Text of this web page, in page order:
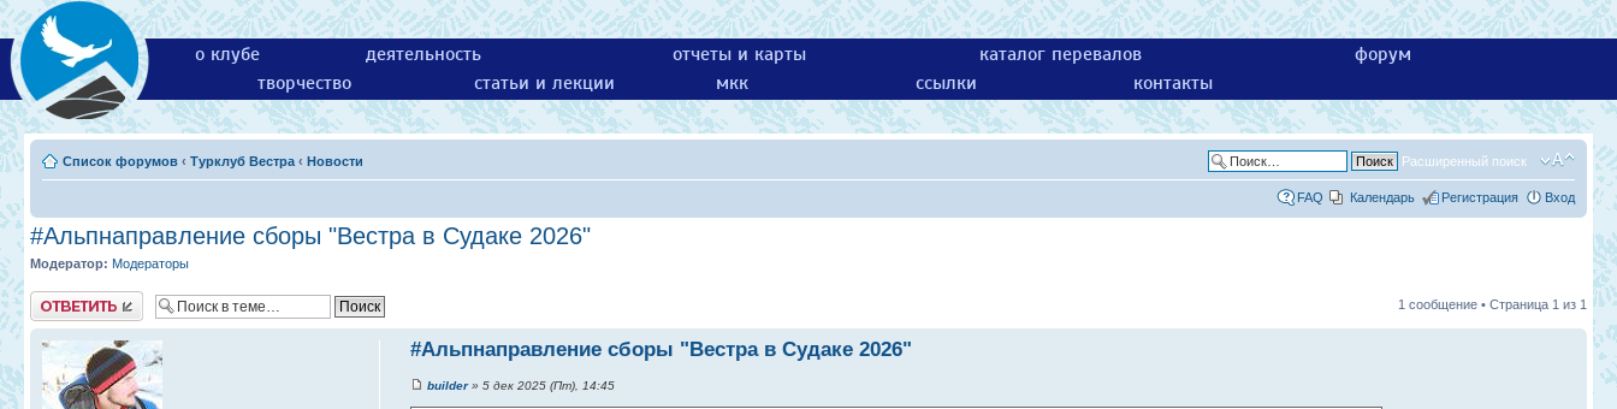
о клубе деятельность отчеты и карты каталог перевалов
форум
творчество
статьи и лекции мкк ссылки контакты
Список форумов ‹ Турклуб Вестра ‹ Новости Расширенный поиск
FAQ Календарь Регистрация Вход
#Альпнаправление сборы "Вестра в Судаке 2026"
Модератор: Модераторы
Ответить 1 сообщение • Страница 1 из 1
#Альпнаправление сборы "Вестра в Судаке 2026"
builder» 5 дек 2025 (Пт), 14:45